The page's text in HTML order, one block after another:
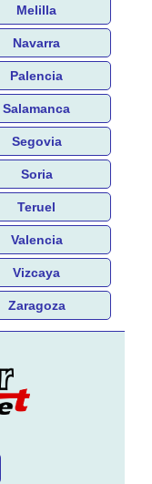
Melilla
Navarra
Palencia
Salamanca
Segovia
Soria
Teruel
Valencia
Vizcaya
Zaragoza